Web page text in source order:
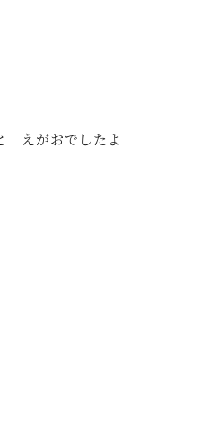
えがおでしたよ